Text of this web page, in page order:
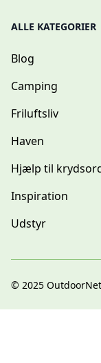
ALLE KATEGORIER
Blog
Camping
Friluftsliv
Haven
Hjælp til
Inspiration
Udstyr
© 2025 OutdoorNet